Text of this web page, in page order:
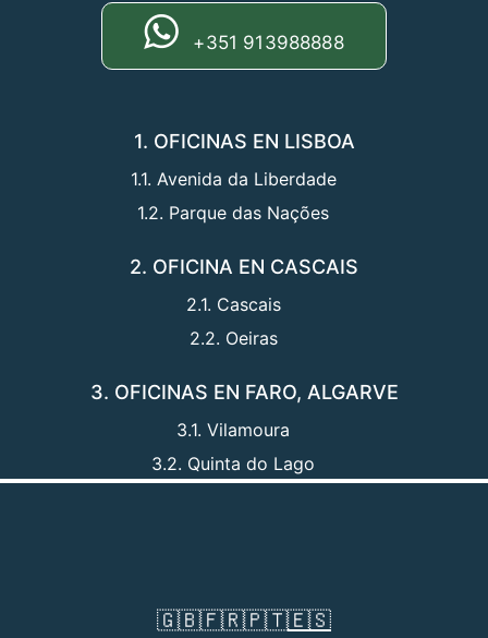
+351 913988888
1. OFICINAS EN LISBOA
1.1. Avenida da Liberdade
1.2. Parque das Nações
2. OFICINA EN CASCAIS
2.1. Cascais
2.2. Oeiras
3. OFICINAS EN FARO, ALGARVE
3.1. Vilamoura
3.2. Quinta do Lago
🇬🇧🇫🇷🇵🇹🇪🇸